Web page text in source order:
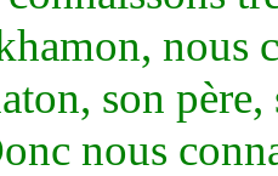
nous
son père,
nous